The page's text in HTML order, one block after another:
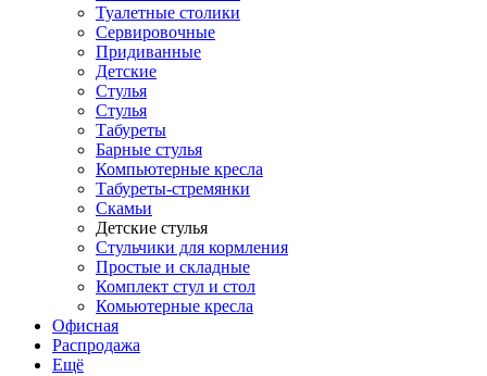
Туалетные столики
Сервировочные
Придиванные
Детские
Стулья
Стулья
Табуреты
Барные стулья
Компьютерные кресла
Табуреты-стремянки
Скамьи
Детские стулья
Стульчики для кормления
Простые и складные
Комплект стул и стол
Комьютерные кресла
Офисная
Распродажа
Eщё